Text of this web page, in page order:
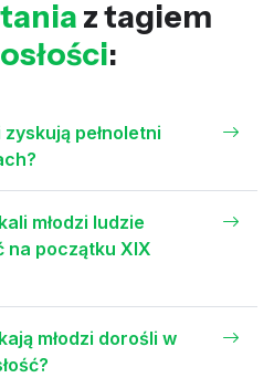
z tagiem
:
pełnoletni
młodzi ludzie
na początku XIX
młodzi dorośli w